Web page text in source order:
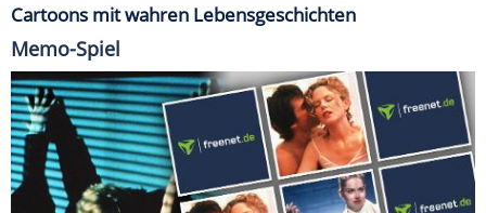
Cartoons mit wahren Lebensgeschichten
Memo-Spiel